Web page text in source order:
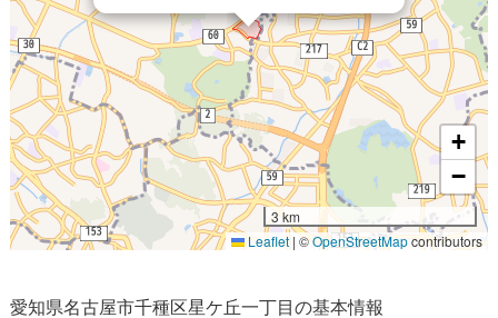
+
−
3 km
Leaflet | ©OpenStreetMapcontributors
愛知県名古屋市千種区星ケ丘一丁目の基本情報